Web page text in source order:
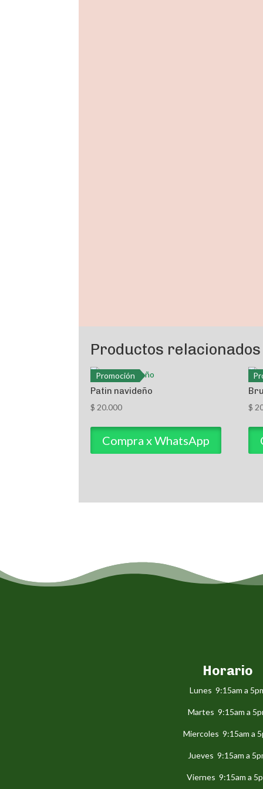
Productos relacionados
Promoción
Patin navideño
$ 20.000
Compra x WhatsApp
$
Horario
Lunes 9:15am a
Martes 9:15am a
Miercoles 9:15am a
Jueves 9:15am a
Viernes 9:15am a